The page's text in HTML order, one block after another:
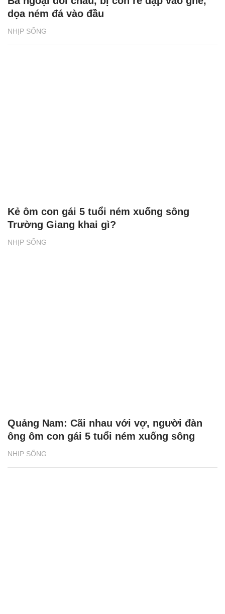
NHỊP SỐNG
dọa ném đá vào đầu
NHỊP SỐNG
Kẻ ôm con gái 5 tuổi ném xuống sông
Trường Giang khai gì?
NHỊP SỐNG
Quảng Nam: Cãi nhau với vợ, người đàn
ông ôm con gái 5 tuổi ném xuống sông